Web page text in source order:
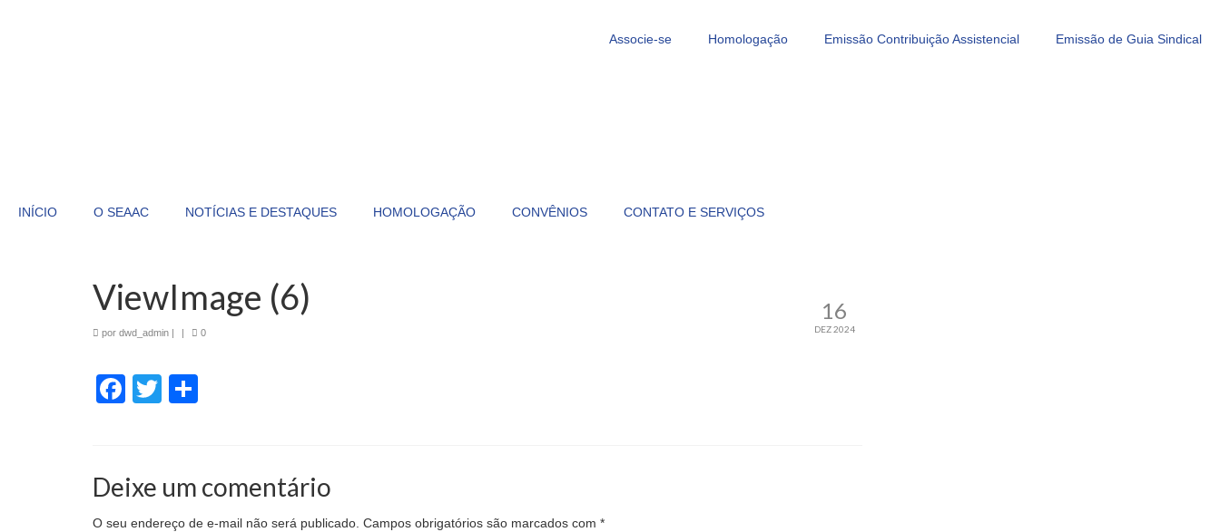
Associe-se Homologação Emissão Contribuição Assistencial Emissão de Guia Sindical
INÍCIO O SEAAC NOTÍCIAS E DESTAQUES HOMOLOGAÇÃO CONVÊNIOS CONTATO E SERVIÇOS
16
DEZ 2024
ViewImage (6)
por dwd_admin | | 0
Facebook
Twitter
Deixe um comentário
O seu endereço de e-mail não será publicado. Campos obrigatórios são marcados com *